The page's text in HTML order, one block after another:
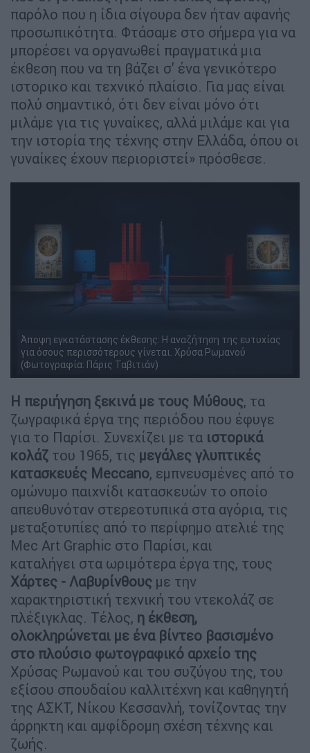
παρόλο που η ίδια σίγουρα δεν ήταν αφανής
προσωπικότητα. Φτάσαμε στο σήμερα για να
μπορέσει να οργανωθεί πραγματικά μια
έκθεση που να τη βάζει σ' ένα γενικότερο
ιστορικο και τεχνικό πλαίσιο. Για μας είναι
πολύ σημαντικό, ότι δεν είναι μόνο ότι
μιλάμε για τις γυναίκες, αλλά μιλάμε και για
την ιστορία της τέχνης στην Ελλάδα, όπου οι
γυναίκες έχουν περιοριστεί» πρόσθεσε.
Άποψη εγκατάστασης έκθεσης: Η αναζήτηση της ευτυχίας
για όσους περισσότερους γίνεται. Χρύσα Ρωμανού
(Φωτογραφία: Πάρις Ταβιτιάν)
Η περιήγηση ξεκινά με τους Μύθους, τα
ζωγραφικά έργα της περιόδου που έφυγε
για το Παρίσι. Συνεχίζει με τα ιστορικά
κολάζ του 1965, τις μεγάλες γλυπτικές
κατασκευές Meccano, εμπνευσμένες από το
ομώνυμο παιχνίδι κατασκευών το οποίο
απευθυνόταν στερεοτυπικά στα αγόρια, τις
μεταξοτυπίες από το περίφημο ατελιέ της
Mec Art Graphic στο Παρίσι, και
καταλήγει στα ωριμότερα έργα της, τους
Χάρτες - Λαβυρίνθους με την
χαρακτηριστική τεχνική του ντεκολάζ σε
πλέξιγκλας. Τέλος, η έκθεση,
ολοκληρώνεται με ένα βίντεο βασισμένο
στο πλούσιο φωτογραφικό αρχείο της
Χρύσας Ρωμανού και του συζύγου της, του
εξίσου σπουδαίου καλλιτέχνη και καθηγητή
της ΑΣΚΤ, Νίκου Κεσσανλή, τονίζοντας την
άρρηκτη και αμφίδρομη σχέση τέχνης και
ζωής.